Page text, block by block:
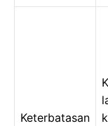
Keterbatasan